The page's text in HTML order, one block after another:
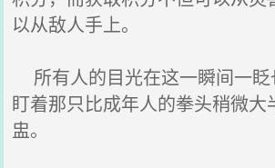
以从敌人手上。
所有人的目光在这一瞬间一眨
盯着那只比成年人的拳头稍微大
盅。